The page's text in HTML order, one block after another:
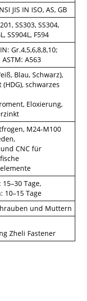
JIS IN ISO, AS, GB
SS303, SS304,
SS904L, F594
Gr.4,5,6,8,8,10;
ASTM: A563
Blau, Schwarz),
schwarzes
Eloxierung,
M24-M100
CNC für
Tage,
10–15 Tage
und Muttern
Zheli Fastener